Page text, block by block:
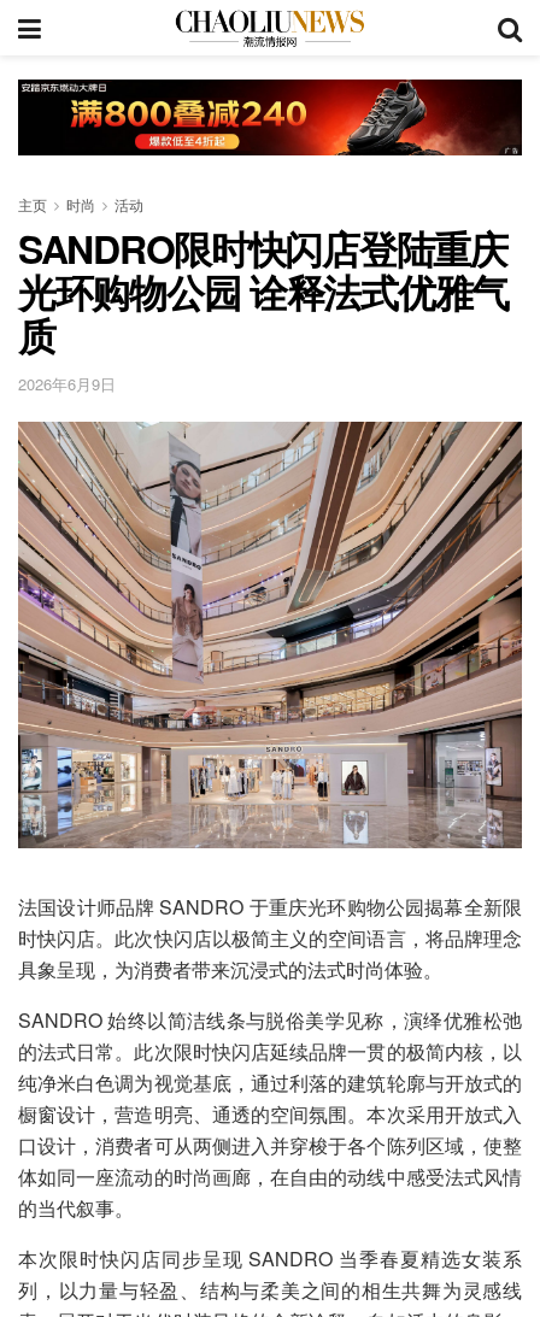
主页 时尚 活动
SANDRO限时快闪店登陆重庆
光环购物公园 诠释法式优雅气
质
2026年6月9日
法国设计师品牌 SANDRO 于重庆光环购物公园揭幕全新限
时快闪店。此次快闪店以极简主义的空间语言，将品牌理念
具象呈现，为消费者带来沉浸式的法式时尚体验。
SANDRO 始终以简洁线条与脱俗美学见称，演绎优雅松弛
的法式日常。此次限时快闪店延续品牌一贯的极简内核，以
纯净米白色调为视觉基底，通过利落的建筑轮廓与开放式的
橱窗设计，营造明亮、通透的空间氛围。本次采用开放式入
口设计，消费者可从两侧进入并穿梭于各个陈列区域，使整
体如同一座流动的时尚画廊，在自由的动线中感受法式风情
的当代叙事。
本次限时快闪店同步呈现 SANDRO 当季春夏精选女装系
列，以力量与轻盈、结构与柔美之间的相生共舞为灵感线